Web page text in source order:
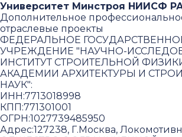
Университет Минстроя НИИСФ
Дополнительное
отраслевые проекты
ФЕДЕРАЛЬНОЕ
УЧРЕЖДЕНИЕ "НАУЧНО-
ИНСТИТУТ СТРОИТЕЛЬНОЙ
АКАДЕМИИ АРХИТЕКТУРЫ И
НАУК":
ИНН:7713018998
КПП:771301001
ОГРН:1027739485950
Адрес:127238, Г.Москва,